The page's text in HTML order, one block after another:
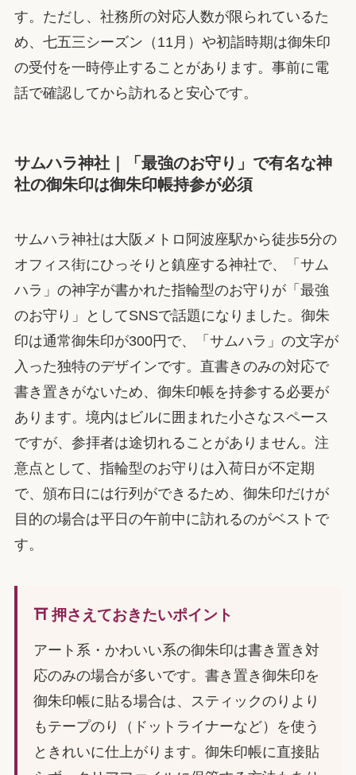
す。ただし、社務所の対応人数が限られているた
め、七五三シーズン（11月）や初詣時期は御朱印
の受付を一時停止することがあります。事前に電
話で確認してから訪れると安心です。
サムハラ神社｜「最強のお守り」で有名な神
社の御朱印は御朱印帳持参が必須
サムハラ神社は大阪メトロ阿波座駅から徒歩5分の
オフィス街にひっそりと鎮座する神社で、「サム
ハラ」の神字が書かれた指輪型のお守りが「最強
のお守り」としてSNSで話題になりました。御朱
印は通常御朱印が300円で、「サムハラ」の文字が
入った独特のデザインです。直書きのみの対応で
書き置きがないため、御朱印帳を持参する必要が
あります。境内はビルに囲まれた小さなスペース
ですが、参拝者は途切れることがありません。注
意点として、指輪型のお守りは入荷日が不定期
で、頒布日には行列ができるため、御朱印だけが
目的の場合は平日の午前中に訪れるのがベストで
す。
⛩️ 押さえておきたいポイント
アート系・かわいい系の御朱印は書き置き対
応のみの場合が多いです。書き置き御朱印を
御朱印帳に貼る場合は、スティックのりより
もテープのり（ドットライナーなど）を使う
ときれいに仕上がります。御朱印帳に直接貼